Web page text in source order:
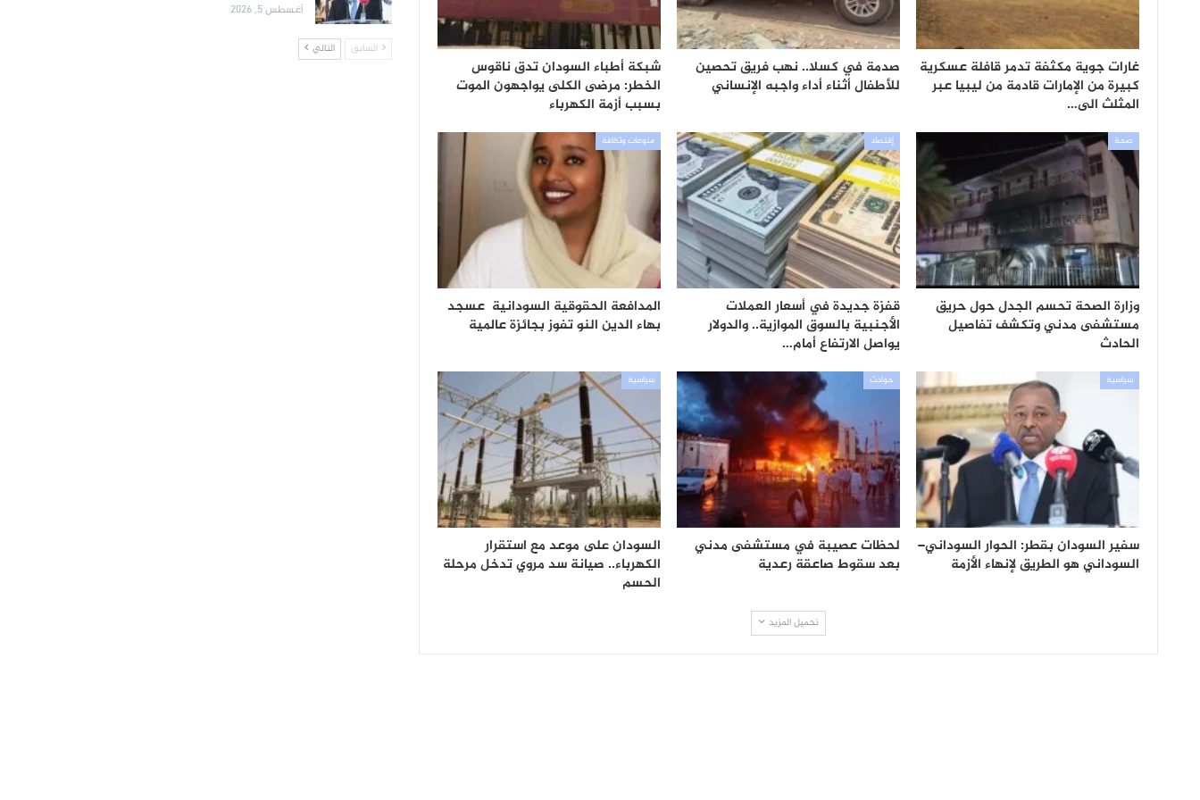
غارات جوية مكثفة تدمر قافلة عسكرية
كبيرة من الإمارات قادمة من ليبيا عبر
المثلث الى…
صدمة في كسلا.. نهب فريق تحصين
للأطفال أثناء أداء واجبه الإنساني
شبكة أطباء السودان تدق ناقوس
الخطر: مرضى الكلى يواجهون الموت
بسبب أزمة الكهرباء
صحة
وزارة الصحة تحسم الجدل حول حريق
مستشفى مدني وتكشف تفاصيل
الحادث
إقتصاد
قفزة جديدة في أسعار العملات
الأجنبية بالسوق الموازية.. والدولار
يواصل الارتفاع أمام…
منوعات وثقافة
المدافعة الحقوقية السودانية عسجد
بهاء الدين النو تفوز بجائزة عالمية
سياسية
سفير السودان بقطر: الحوار السوداني–
السوداني هو الطريق لإنهاء الأزمة
حوادث
لحظات عصيبة في مستشفى مدني
بعد سقوط صاعقة رعدية
سياسية
السودان على موعد مع استقرار
الكهرباء.. صيانة سد مروي تدخل مرحلة
الحسم
تحميل المزيد
أغسطس 5, 2026
السابق التالي